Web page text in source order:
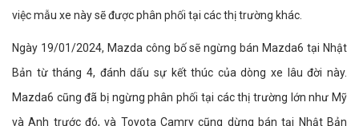
việc mẫu xe này sẽ được phân phối tại các thị trường khác.
Ngày 19/01/2024, Mazda công bố sẽ ngừng bán Mazda6 tại Nhật
Bản từ tháng 4, đánh dấu sự kết thúc của dòng xe lâu đời này.
Mazda6 cũng đã bị ngừng phân phối tại các thị trường lớn như Mỹ
và Anh trước đó, và Toyota Camry cũng dừng bán tại Nhật Bản